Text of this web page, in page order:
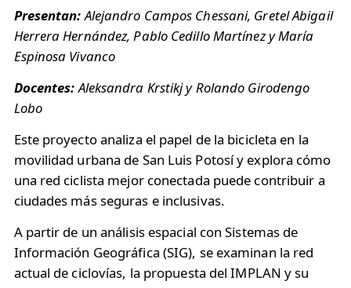
Presentan:Alejandro Campos Chessani, Gretel Abigail
Herrera Hernández, Pablo Cedillo Martínez y María
Espinosa Vivanco
Docentes:Aleksandra Krstikj y Rolando Girodengo
Lobo
Este proyecto analiza el papel de la bicicleta en la
movilidad urbana de San Luis Potosí y explora cómo
una red ciclista mejor conectada puede contribuir a
ciudades más seguras e inclusivas.
A partir de un análisis espacial con Sistemas de
Información Geográfica (SIG), se examinan la red
actual de ciclovías, la propuesta del IMPLAN y su